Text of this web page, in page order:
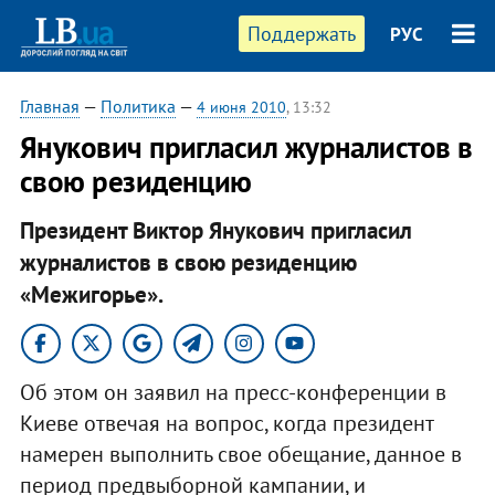
Поддержать РУС
Главная — Политика — 4 июня 2010, 13:32
Янукович пригласил журналистов в
свою резиденцию
Президент Виктор Янукович пригласил
журналистов в свою резиденцию
«Межигорье».
Об этом он заявил на пресс-конференции в
Киеве отвечая на вопрос, когда президент
намерен выполнить свое обещание, данное в
период предвыборной кампании, и